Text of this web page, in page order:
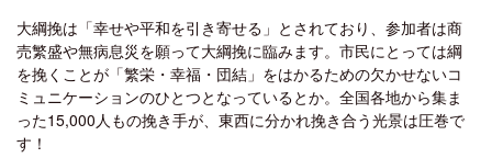
大綱挽は「幸せや平和を引き寄せる」とされており、参加者は商
売繁盛や無病息災を願って大綱挽に臨みます。市民にとっては綱
を挽くことが「繁栄・幸福・団結」をはかるための欠かせないコ
ミュニケーションのひとつとなっているとか。全国各地から集ま
った15,000人もの挽き手が、東西に分かれ挽き合う光景は圧巻で
す！